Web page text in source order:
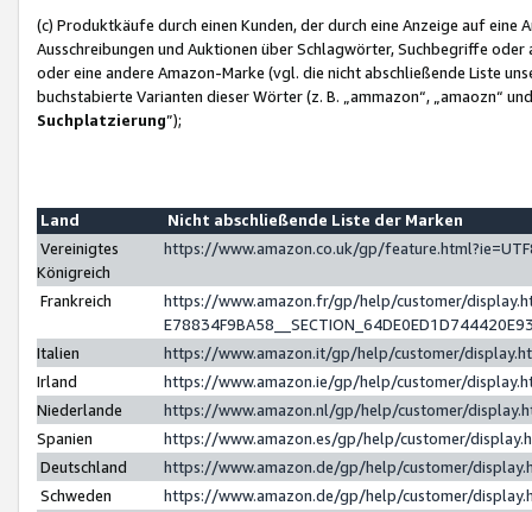
(c) Produktkäufe durch einen Kunden, der durch eine Anzeige auf
Ausschreibungen und Auktionen über Schlagwörter, Suchbegriffe
oder eine andere Amazon-Marke (vgl. die nicht abschließende Liste
buchstabierte Varianten dieser Wörter (z. B. „ammazon“, „amaozn“
Suchplatzierung”);
Land
Nicht abschließende Liste der Marken
Vereinigtes
Königreich
https://www.amazon.co.uk/gp/
Frankreich
https://www.amazon.fr/gp/help/customer/
Italien
https://www.amazon.it/gp/help/customer/
Irland
https://www.amazon.ie/gp/help/customer/
Niederlande
https://www.amazon.nl/gp/help/customer/
Spanien
https://www.amazon.es/gp/help/customer/
Deutschland
https://www.amazon.de/gp/help/customer/
Schweden
https://www.amazon.de/gp/help/customer/